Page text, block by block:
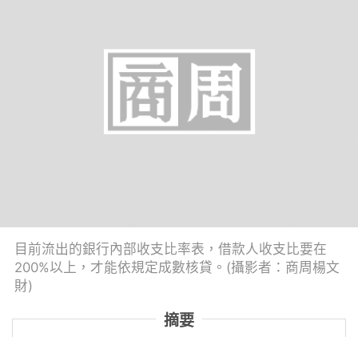
目前流出的銀行內部收支比率表，借款人收支比要在
200%以上，才能依規定成數核貸。(攝影者：商周楊文
財)
摘要